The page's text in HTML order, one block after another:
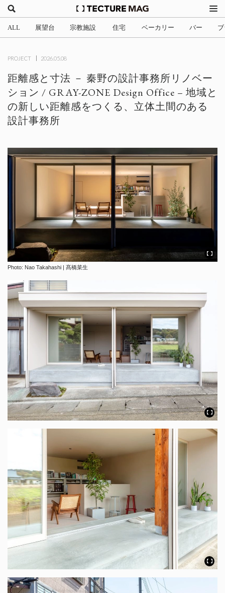
ALL
展望台
宗教施設
住宅
ベーカリー
バー
PROJECT 2026.05.08
距離感と寸法 － 秦野の設計事務所リノベー
ション / GRAY-ZONE Design Office – 地域と
の新しい距離感をつくる、立体土間のある
設計事務所
Photo: Nao Takahashi | 髙橋菜生